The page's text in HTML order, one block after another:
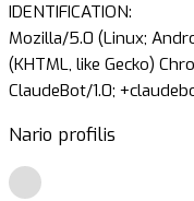
IDENTIFICATION:
Mozilla/5.0 (Linux;
(KHTML, like Gecko)
ClaudeBot/1.0;
Nario profilis